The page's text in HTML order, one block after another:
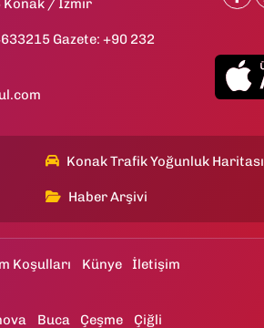
Konak / İzmir
Gazete: +90 232
Konak Trafik Yoğunluk Haritası
Haber Arşivi
Koşulları Künye
İletişim
Buca Çeşme Çiğli